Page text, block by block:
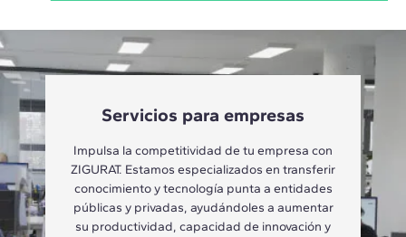
Servicios para empresas
Impulsa la competitividad de tu empresa con
ZIGURAT. Estamos especializados en transferir
conocimiento y tecnología punta a entidades
públicas y privadas, ayudándoles a aumentar
su productividad, capacidad de innovación y